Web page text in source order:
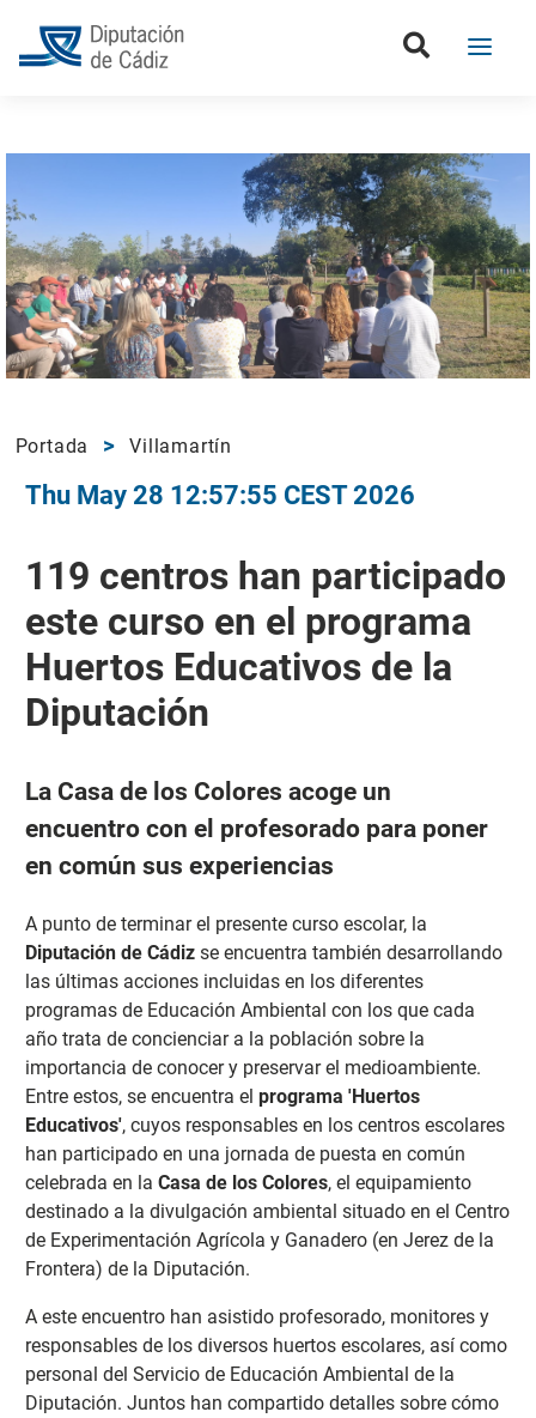
Portada Villamartín
Thu May 28 12:57:55 CEST 2026
119 centros han participado
este curso en el programa
Huertos Educativos de la
Diputación
La Casa de los Colores acoge un
encuentro con el profesorado para poner
en común sus experiencias
A punto de terminar el presente curso escolar, la
Diputación de Cádizse encuentra también desarrollando
las últimas acciones incluidas en los diferentes
programas de Educación Ambiental con los que cada
año trata de concienciar a la población sobre la
importancia de conocer y preservar el medioambiente.
Entre estos, se encuentra el programa 'Huertos
Educativos', cuyos responsables en los centros escolares
han participado en una jornada de puesta en común
celebrada en la Casa de los Colores, el equipamiento
destinado a la divulgación ambiental situado en el Centro
de Experimentación Agrícola y Ganadero (en Jerez de la
Frontera) de la Diputación.
A este encuentro han asistido profesorado, monitores y
responsables de los diversos huertos escolares, así como
personal del Servicio de Educación Ambiental de la
Diputación. Juntos han compartido detalles sobre cómo